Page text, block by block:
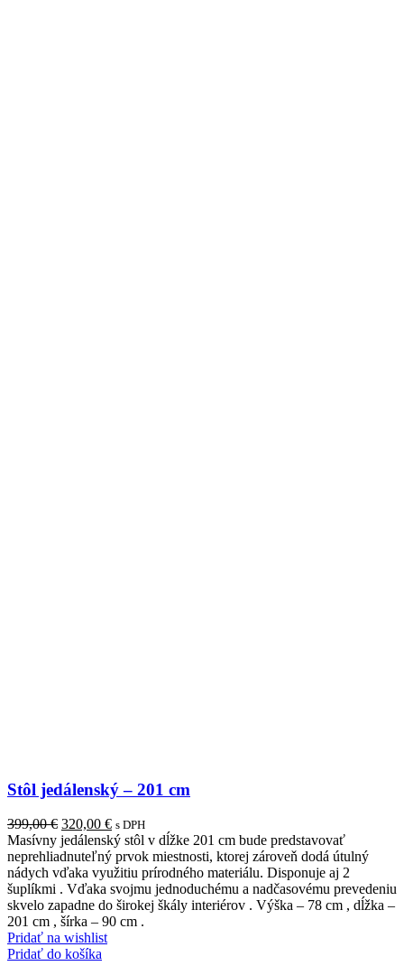
Stôl jedálenský – 201 cm
399,00€ Pôvodná
cena
bola:
399,00 €.
320,00 €Aktuálna
cena
je:
320,00 €.
s DPH
Masívny jedálenský stôl v dĺžke 201 cm bude predstavovať
neprehliadnuteľný prvok miestnosti, ktorej zároveň dodá útulný
nádych vďaka využitiu prírodného materiálu. Disponuje aj 2
šuplíkmi . Vďaka svojmu jednoduchému a nadčasovému prevedeniu
skvelo zapadne do širokej škály interiérov . Výška – 78 cm , dĺžka –
201 cm , šírka – 90 cm .
Pridať na wishlist
Pridať do košíka